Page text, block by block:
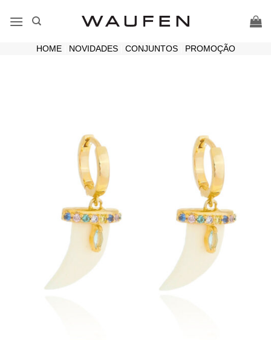
HOME| NOVIDADES| CONJUNTOS| PROMOÇÃO